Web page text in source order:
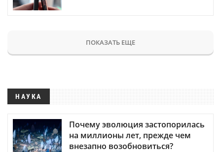
ПОКАЗАТЬ ЕЩЕ
НАУКА
Почему эволюция застопорилась
на миллионы лет, прежде чем
внезапно возобновиться?